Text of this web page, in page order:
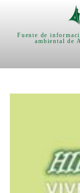
Fuente de
ambiental de